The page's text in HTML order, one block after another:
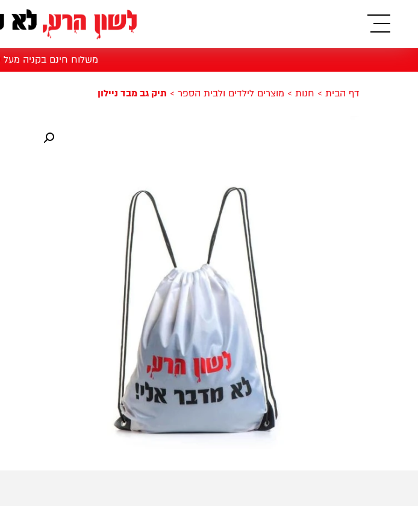
תפריט
משלוח חינם בקניה מעל 100 ש"ח
דף הבית > חנות > מוצרים לילדים ולבית הספר > תיק גב מבד ניילון